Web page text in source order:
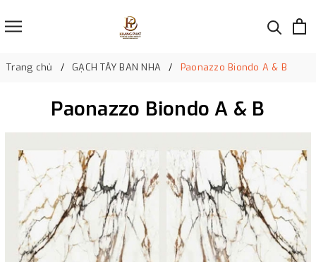
Trang chủ GẠCH TÂY BAN NHA Paonazzo Biondo A & B
Paonazzo Biondo A & B